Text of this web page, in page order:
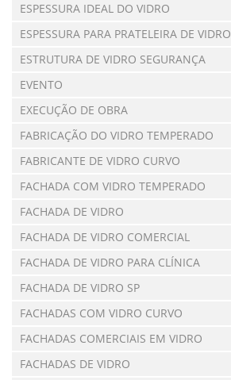
ESPESSURA IDEAL DO VIDRO
ESPESSURA PARA PRATELEIRA DE VIDRO
ESTRUTURA DE VIDRO SEGURANÇA
EVENTO
EXECUÇÃO DE OBRA
FABRICAÇÃO DO VIDRO TEMPERADO
FABRICANTE DE VIDRO CURVO
FACHADA COM VIDRO TEMPERADO
FACHADA DE VIDRO
FACHADA DE VIDRO COMERCIAL
FACHADA DE VIDRO PARA CLÍNICA
FACHADA DE VIDRO SP
FACHADAS COM VIDRO CURVO
FACHADAS COMERCIAIS EM VIDRO
FACHADAS DE VIDRO